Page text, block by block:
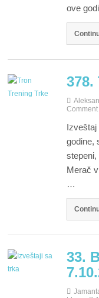
ove
Comment
Izveštaj
godine,
Merač
…
33.